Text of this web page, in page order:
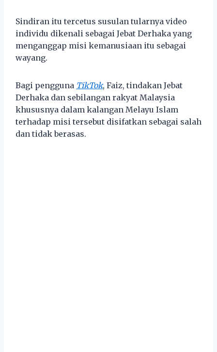
Sindiran itu tercetus susulan tularnya video
individu dikenali sebagai Jebat Derhaka yang
menganggap misi kemanusiaan itu sebagai
wayang.
Bagi pengguna TikTok, Faiz, tindakan Jebat
Derhaka dan sebilangan rakyat Malaysia
khususnya dalam kalangan Melayu Islam
terhadap misi tersebut disifatkan sebagai salah
dan tidak berasas.